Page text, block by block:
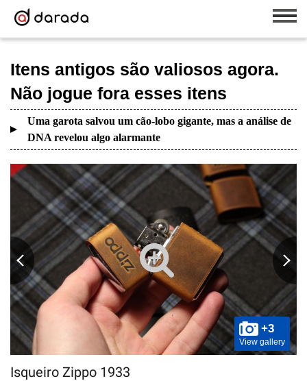
Itens antigos são valiosos agora.
Não jogue fora esses itens
Uma garota salvou um cão-lobo gigante, mas a análise de
DNA revelou algo alarmante
+3
View gallery
Isqueiro Zippo 1933